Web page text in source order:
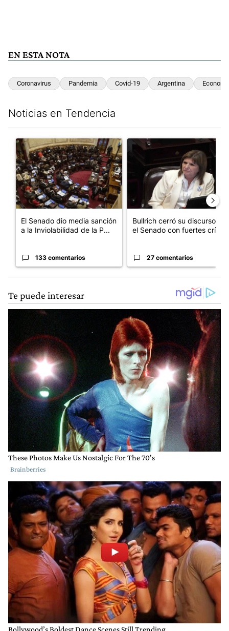
EN ESTA NOTA
Coronavirus Pandemia Covid-19 Argentina
Noticias en Tendencia
Un artículo de tendencia con el título "El Senado dio media
El Senado dio media sanción
a la Inviolabilidad de la P...
133 comentarios
Un artículo de tendencia
Bullrich cerró su discurso en
el Senado con fuertes crí...
27 comentarios